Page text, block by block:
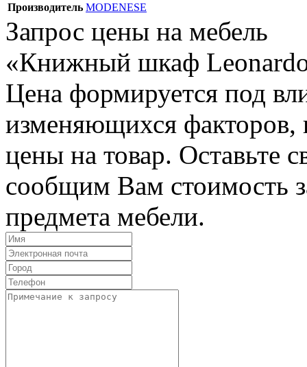
Производитель MODENESE
Запрос цены на мебель
«Книжный шкаф
Цена формируется под
изменяющихся факторов,
цены на товар. Оставьте
сообщим Вам стоимость
предмета мебели.